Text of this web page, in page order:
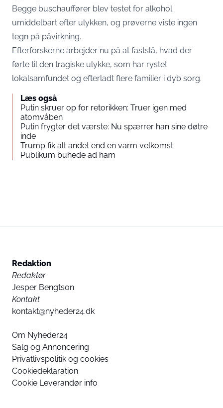
Begge buschauffører blev testet for alkohol
umiddelbart efter ulykken, og prøverne viste ingen
tegn på påvirkning.
Efterforskerne arbejder nu på at fastslå, hvad der
førte til den tragiske ulykke, som har rystet
lokalsamfundet og efterladt flere familier i dyb sorg.
Læs også
Putin skruer op for retorikken: Truer igen med
atomvåben
Putin frygter det værste: Nu spærrer han sine døtre
inde
Trump fik alt andet end en varm velkomst:
Publikum buhede ad ham
Redaktion
Redaktør
Jesper Bengtson
Kontakt
kontakt@nyheder24.dk
Om Nyheder24
Salg og Annoncering
Privatlivspolitik og cookies
Cookiedeklaration
Cookie Leverandør info